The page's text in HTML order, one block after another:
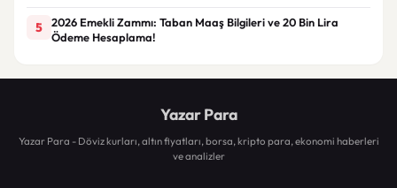
5
2026 Emekli Zammı: Taban Maaş Bilgileri ve 20 Bin Lira
Ödeme Hesaplama!
Yazar Para
Yazar Para - Döviz kurları, altın fiyatları, borsa, kripto para, ekonomi haberleri
ve analizler